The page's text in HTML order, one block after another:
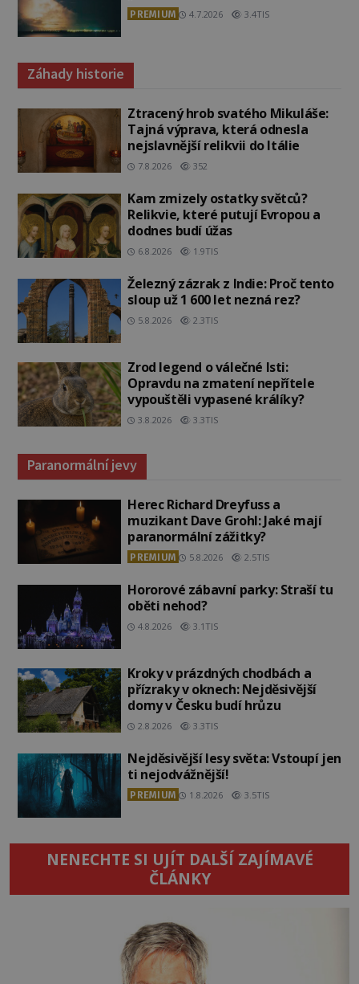
PREMIUM 4.7.2026 3.4TIS
Záhady historie
Ztracený hrob svatého Mikuláše:
Tajná výprava, která odnesla
nejslavnější relikvii do Itálie
7.8.2026 352
Kam zmizely ostatky světců?
Relikvie, které putují Evropou a
dodnes budí úžas
6.8.2026 1.9TIS
Železný zázrak z Indie: Proč tento
sloup už 1 600 let nezná rez?
5.8.2026 2.3TIS
Zrod legend o válečné lsti:
Opravdu na zmatení nepřítele
vypouštěli vypasené králíky?
3.8.2026 3.3TIS
Paranormální jevy
Herec Richard Dreyfuss a
muzikant Dave Grohl: Jaké mají
paranormální zážitky?
PREMIUM 5.8.2026 2.5TIS
Hororové zábavní parky: Straší tu
oběti nehod?
4.8.2026 3.1TIS
Kroky v prázdných chodbách a
přízraky v oknech: Nejděsivější
domy v Česku budí hrůzu
2.8.2026 3.3TIS
Nejděsivější lesy světa: Vstoupí jen
ti nejodvážnější!
PREMIUM 1.8.2026 3.5TIS
NENECHTE SI UJÍT DALŠÍ ZAJÍMAVÉ
ČLÁNKY